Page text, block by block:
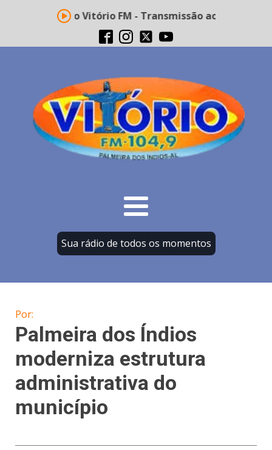
Rádio Vitório FM - Transmissão ao vivo
Sua rádio de todos os momentos
Por:
Palmeira dos Índios
moderniza estrutura
administrativa do
município